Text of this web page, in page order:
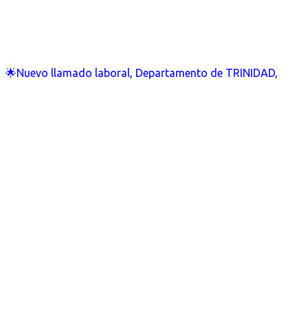
🌟Nuevo llamado laboral, Departamento de TRINIDAD,